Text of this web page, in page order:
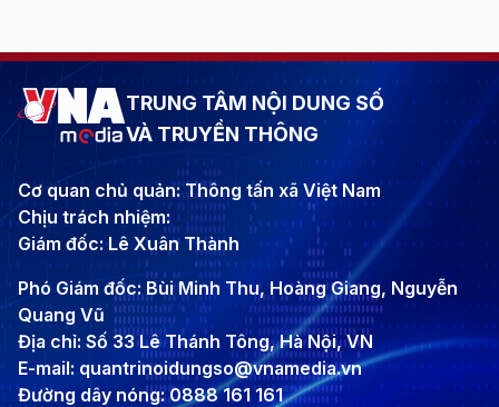
TRUNG TÂM NỘI DUNG SỐ
VÀ TRUYỀN THÔNG
Cơ quan chủ quản: Thông tấn xã Việt Nam
Chịu trách nhiệm:
Giám đốc: Lê Xuân Thành
Phó Giám đốc: Bùi Minh Thu, Hoàng Giang, Nguyễn
Quang Vũ
Địa chỉ: Số 33 Lê Thánh Tông, Hà Nội, VN
E-mail: quantrinoidungso@vnamedia.vn
Đường dây nóng: 0888 161 161